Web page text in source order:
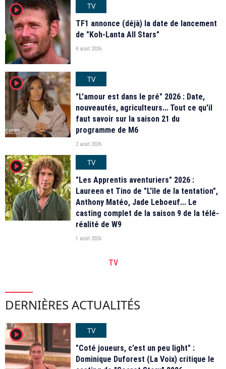
player2
TV
TF1 annonce (déjà) la date de lancement
de "Koh-Lanta All Stars"
4 août 2026
player2
TV
"L'amour est dans le pré" 2026 : Date,
nouveautés, agriculteurs… Tout ce qu'il
faut savoir sur la saison 21 du
programme de M6
2 août 2026
player2
TV
"Les Apprentis aventuriers" 2026 :
Laureen et Tino de "L'île de la tentation",
Anthony Matéo, Jade Leboeuf... Le
casting complet de la saison 9 de la télé-
réalité de W9
1 août 2026
TV
DERNIÈRES ACTUALITÉS
player2
TV
"Coté joueurs, c’est un peu light" :
Dominique Duforest (La Voix) critique le